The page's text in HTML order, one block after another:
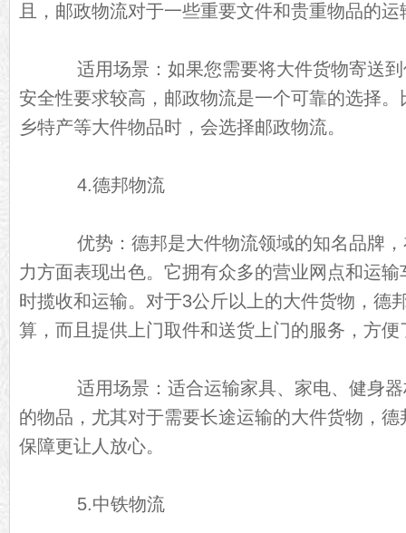
且，邮政物流对于一些重要文件和贵重物品的
适用场景：如果您需要将大件货物寄送到
安全性要求较高，邮政物流是一个可靠的选择
乡特产等大件物品时，会选择邮政物流。
4.德邦物流
优势：德邦是大件物流领域的知名品牌，
力方面表现出色。它拥有众多的营业网点和运
时揽收和运输。对于3公斤以上的大件货物，德
算，而且提供上门取件和送货上门的服务，方
适用场景：适合运输家具、家电、健身器
的物品，尤其对于需要长途运输的大件货物，
保障更让人放心。
5.中铁物流